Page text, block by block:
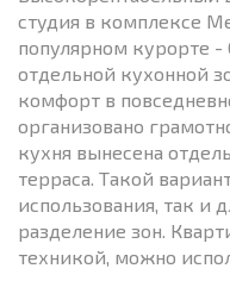
студия в комплексе
популярном курорте
отдельной кухонной
комфорт в
организовано
кухня вынесена
терраса. Такой
использования, так и
разделение зон.
техникой, можно